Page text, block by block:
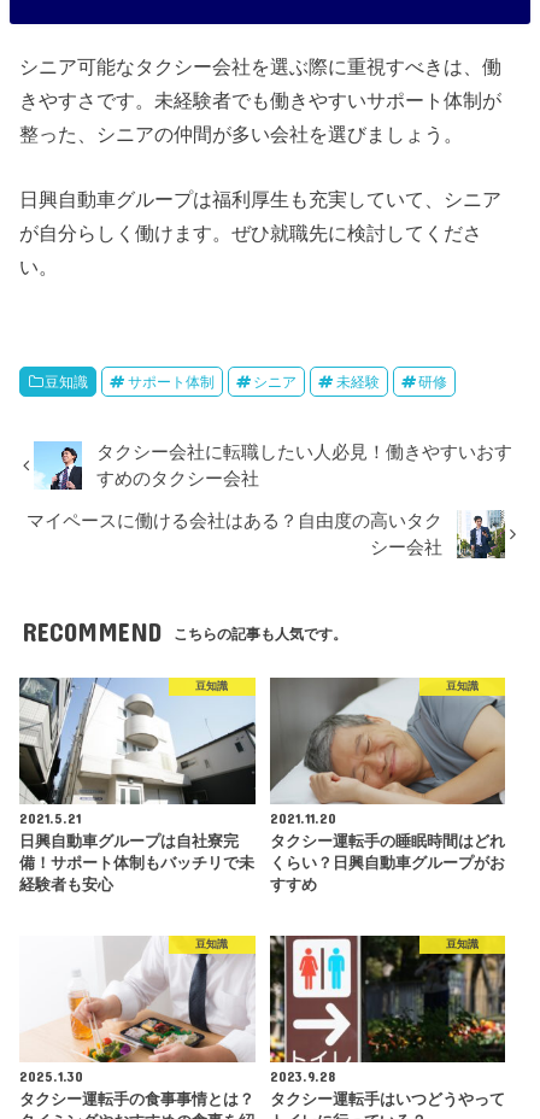
シニア可能なタクシー会社を選ぶ際に重視すべきは、働
きやすさです。未経験者でも働きやすいサポート体制が
整った、シニアの仲間が多い会社を選びましょう。
日興自動車グループは福利厚生も充実していて、シニア
が自分らしく働けます。ぜひ就職先に検討してくださ
い。
豆知識 サポート体制 シニア 未経験 研修
タクシー会社に転職したい人必見！働きやすいおす
すめのタクシー会社
マイペースに働ける会社はある？自由度の高いタク
シー会社
RECOMMEND こちらの記事も人気です。
豆知識
2021.5.21
日興自動車グループは自社寮完
備！サポート体制もバッチリで未
経験者も安心
豆知識
2021.11.20
タクシー運転手の睡眠時間はどれ
くらい？日興自動車グループがお
すすめ
豆知識
2025.1.30
タクシー運転手の食事事情とは？
豆知識
2023.9.28
タクシー運転手はいつどうやって